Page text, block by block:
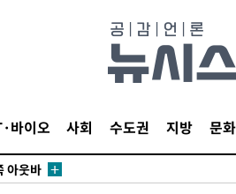
바이오 사회 수도권 지방 문화
로
아웃바